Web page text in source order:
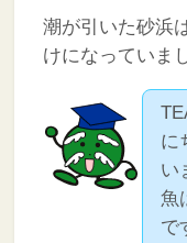
潮が引いた砂浜
けになっていま
に
い
魚
で